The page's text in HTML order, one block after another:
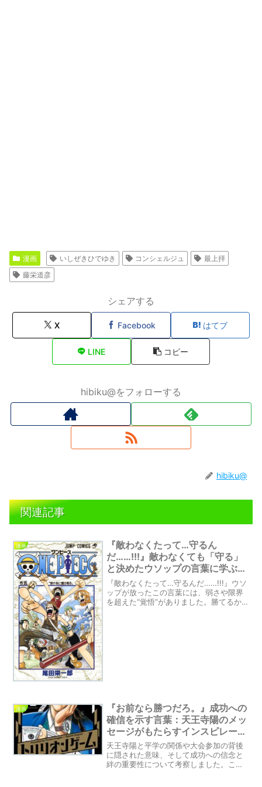
漫画 いしぜきひでゆき コンシェルジュ
最上拝
藤栄道彦
シェアする
X Facebook はてブ
LINE コピー
hibiku@をフォローする
hibiku@
関連記事
漫画
『敵わなくたって…守るん
だ……!!!』敵わなくても「守る」
と決めたウソップの言葉に学ぶ本
当の強さ
『敵わなくたって…守るんだ……!!!』ウソ
ップが放ったこの言葉には、弱さや限界
を超えた“覚悟”がありました。勝てるか
漫画
『お前なら勝つだろ。』成功への
確信を示す言葉：天王寺陽のメッ
セージがもたらすインスピレーシ
ョン
天王寺陽と平学の関係や大会参加の背後
に隠された意味、そして成功への信念と
絆の重要性について考察しました。この